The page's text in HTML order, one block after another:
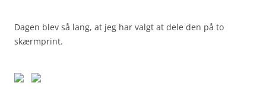
Dagen blev så lang, at jeg har valgt at dele den på to
skærmprint.